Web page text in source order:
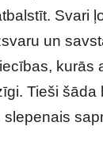
Svari
un
kurās
Tieši šāda